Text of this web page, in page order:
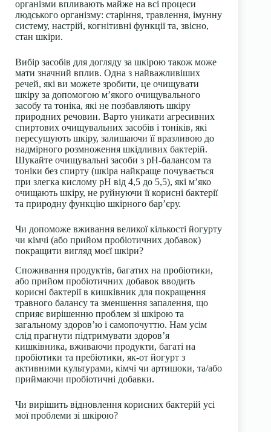
організми впливають майже на всі процеси
людського організму: старіння, травлення, імунну
систему, настрій, когнітивні функції та, звісно,
стан шкіри.
Вибір засобів для догляду за шкірою також може
мати значний вплив. Одна з найважливіших
речей, які ви можете зробити, це очищувати
шкіру за допомогою м’якого очищувального
засобу та тоніка, які не позбавляють шкіру
природних речовин. Варто уникати агресивних
спиртових очищувальних засобів і тоніків, які
пересушують шкіру, залишаючи її вразливою до
надмірного розмноження шкідливих бактерій.
Шукайте очищувальні засоби з pH-балансом та
тоніки без спирту (шкіра найкраще почувається
при злегка кислому pH від 4,5 до 5,5), які м’яко
очищають шкіру, не руйнуючи її корисні бактерії
та природну функцію шкірного бар’єру.
Чи допоможе вживання великої кількості йогурту
чи кімчі (або прийом пробіотичних добавок)
покращити вигляд моєї шкіри?
Споживання продуктів, багатих на пробіотики,
або прийом пробіотичних добавок вводить
корисні бактерії в кишківник для покращення
травного балансу та зменшення запалення, що
сприяє вирішенню проблем зі шкірою та
загальному здоров’ю і самопочуттю. Нам усім
слід прагнути підтримувати здоров’я
кишківника, вживаючи продукти, багаті на
пробіотики та пребіотики, як-от йогурт з
активними культурами, кімчі чи артишоки, та/або
приймаючи пробіотичні добавки.
Чи вирішить відновлення корисних бактерій усі
мої проблеми зі шкірою?